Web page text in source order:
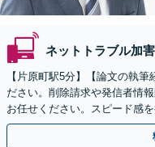
ネットトラブル加
【片原町駅5分】【論文の執
ださい。削除請求や発信者情
お任せください。スピード感
らず加害者のご相談も可能で